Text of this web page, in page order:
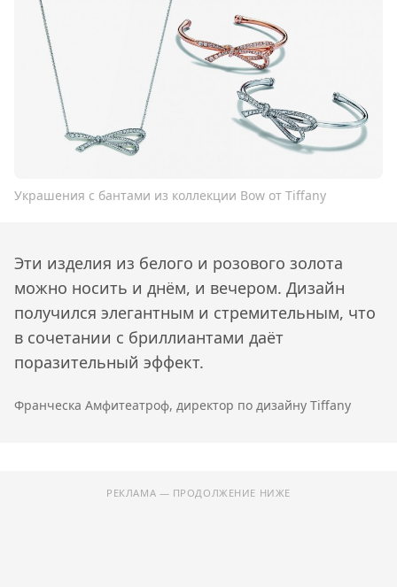
Украшения с бантами из коллекции Bow от Tiffany
Эти изделия из белого и розового золота
можно носить и днём, и вечером. Дизайн
получился элегантным и стремительным, что
в сочетании с бриллиантами даёт
поразительный эффект.
Франческа Амфитеатроф, директор по дизайну Tiffany
РЕКЛАМА — ПРОДОЛЖЕНИЕ НИЖЕ